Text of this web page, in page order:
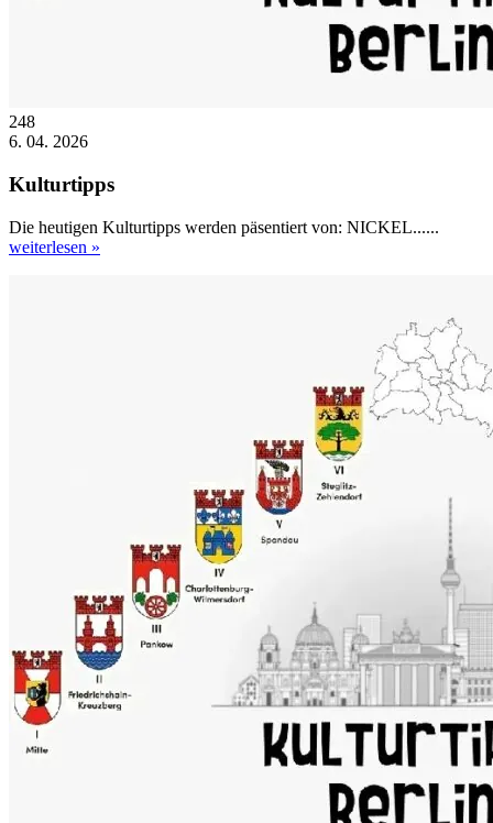
248
6. 04. 2026
Kulturtipps
Die heutigen Kulturtipps werden päsentiert von: NICKEL......
weiterlesen »